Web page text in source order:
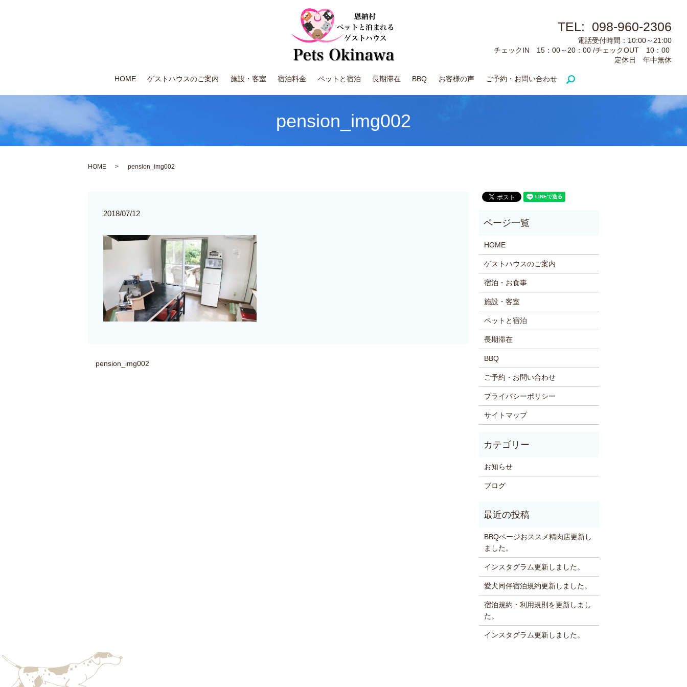
TEL: 098-960-2306
電話受付時間：10:00～21:00
チェックIN 15：00～20：00 /チェックOUT 10：00
定休日 年中無休
HOME ゲストハウスのご案内 施設・客室 宿泊料金 ペットと宿泊 長期滞在 BBQ お客様の声 ご予約・お問い合わせ search
pension_img002
HOME pension_img002
2018/07/12
pension_img002
HOME
ゲストハウスのご案内
宿泊・お食事
施設・客室
ペットと宿泊
長期滞在
BBQ
ご予約・お問い合わせ
プライバシーポリシー
サイトマップ
お知らせ
ブログ
BBQページおススメ精肉店更新し
ました。
インスタグラム更新しました。
愛犬同伴宿泊規約更新しました。
宿泊規約・利用規則を更新しまし
た。
インスタグラム更新しました。